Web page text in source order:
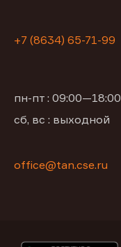
+7 (8634) 65-71-99
пн-пт : 09:00—18:00
сб, вс : выходной
office@tan.cse.ru